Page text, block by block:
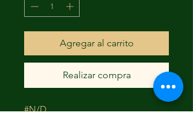
Agregar al carrito
Realizar compra
#N/D